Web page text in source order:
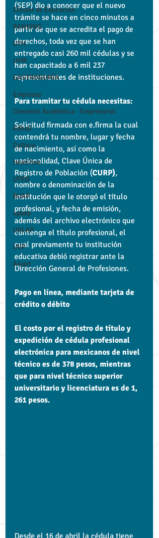
Clúster de Educación
RANKING
UTH
UVM
GASTRONOMÍA
Empresas
Conexión Académica - Empresarial
Edhalí
Cultura
Head line
UTED
BUAP
upaep
UDLAP
UVP
Alvart
(SEP) dio a conocer que el nuevo
trámite se hace en cinco minutos a
partir de que se acredita el pago de
derechos, toda vez que se han
entregado casi 260 mil cédulas y se
han capacitado a 6 mil 237
representantes de instituciones.
Para tramitar tu cédula necesitas:
Solicitud firmada con e.firma la cual
contendrá tu nombre, lugar y fecha
de nacimiento, así como la
nacionalidad, Clave Única de
Registro de Población (CURP),
nombre o denominación de la
institución que le otorgó el título
profesional, y fecha de emisión,
además del archivo electrónico que
contenga el título profesional, el
cual previamente tu institución
educativa debió registrar ante la
Dirección General de Profesiones.
Pago en línea, mediante tarjeta de
crédito o débito
El costo por el registro de título y
expedición de cédula profesional
electrónica para mexicanos de nivel
técnico es de 378 pesos, mientras
que para nivel técnico superior
universitario y licenciatura es de 1,
261 pesos.
Desde el 16 de abril la cédula tiene